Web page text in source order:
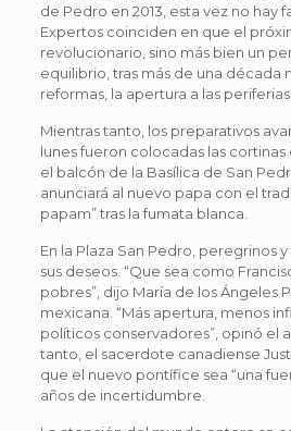
de Pedro en 2013, esta vez no hay
Expertos coinciden en que el
revolucionario, sino más bien un
equilibrio, tras más de una década
reformas, la apertura a las
Mientras tanto, los preparativos
lunes fueron colocadas las
el balcón de la Basílica de San
anunciará al nuevo papa con el
papam” tras la fumata blanca.
En la Plaza San Pedro, peregrinos
sus deseos. “Que sea como
pobres”, dijo María de los Ángeles
mexicana. “Más apertura, menos
políticos conservadores”, opinó el
tanto, el sacerdote canadiense
que el nuevo pontífice sea “una
años de incertidumbre.